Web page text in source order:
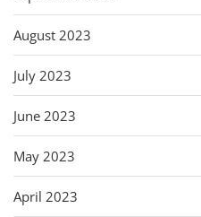
August 2023
July 2023
June 2023
May 2023
April 2023